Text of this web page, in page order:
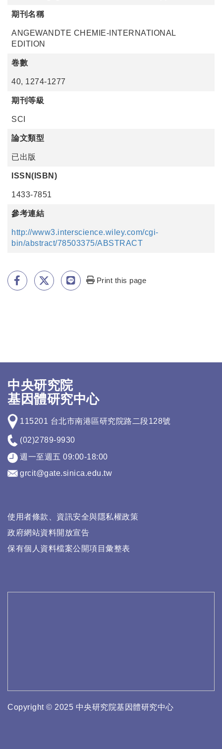
期刊名稱
ANGEWANDTE CHEMIE-INTERNATIONAL
EDITION
卷數
40, 1274-1277
期刊等級
SCI
論文類型
已出版
ISSN(ISBN)
1433-7851
參考連結
http://www3.interscience.wiley.com/cgi-
bin/abstract/78503375/ABSTRACT
Print this page
中央研究院
基因體研究中心
115201 台北市南港區研究院路二段128號
(02)2789-9930
週一至週五 09:00-18:00
grcit@gate.sinica.edu.tw
使用者條款、資訊安全與隱私權政策
政府網站資料開放宣告
保有個人資料檔案公開項目彙整表
Copyright © 2025 中央研究院基因體研究中心